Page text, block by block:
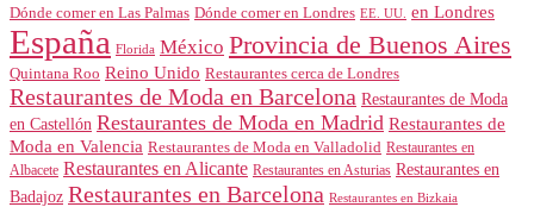
Dónde comer en Las Palmas Dónde comer en Londres EE. UU. en Londres
España Florida México Provincia de Buenos Aires
Quintana Roo Reino Unido Restaurantes cerca de Londres
Restaurantes de Moda en Barcelona Restaurantes de Moda
en Castellón Restaurantes de Moda en Madrid Restaurantes de
Moda en Valencia Restaurantes de Moda en Valladolid Restaurantes en
Albacete Restaurantes en Alicante Restaurantes en Asturias Restaurantes en
Badajoz Restaurantes en Barcelona Restaurantes en Bizkaia